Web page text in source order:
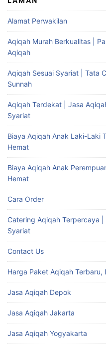
Alamat Perwakilan
Aqiqah Murah Berkualitas |
Aqiqah
Aqiqah Sesuai Syariat | Tata
Sunnah
Aqiqah Terdekat | Jasa
Syariat
Biaya Aqiqah Anak Laki-Laki
Hemat
Biaya Aqiqah Anak
Hemat
Cara Order
Catering Aqiqah Terpercaya
Syariat
Contact Us
Harga Paket Aqiqah
Jasa Aqiqah Depok
Jasa Aqiqah Jakarta
Jasa Aqiqah Yogyakarta